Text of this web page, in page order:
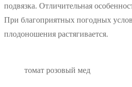
подвязка. Отличительная
При благоприятных погодных
плодоношения растягивается.
томат розовый мед